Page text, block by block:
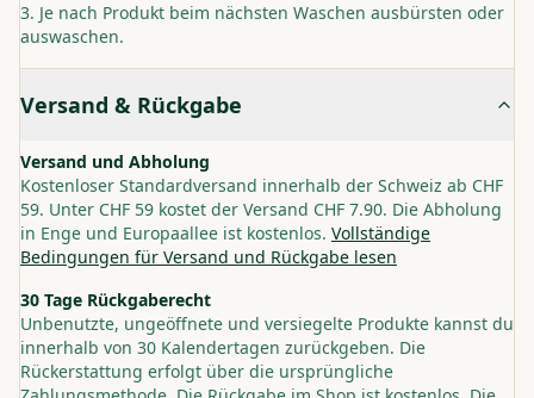
Je nach Produkt beim nächsten Waschen ausbürsten oder
auswaschen.
Versand & Rückgabe
Versand und Abholung
Kostenloser Standardversand innerhalb der Schweiz ab CHF
59. Unter CHF 59 kostet der Versand CHF 7.90. Die Abholung
in Enge und Europaallee ist kostenlos. Vollständige
Bedingungen für Versand und Rückgabe lesen
30 Tage Rückgaberecht
Unbenutzte, ungeöffnete und versiegelte Produkte kannst du
innerhalb von 30 Kalendertagen zurückgeben. Die
Rückerstattung erfolgt über die ursprüngliche